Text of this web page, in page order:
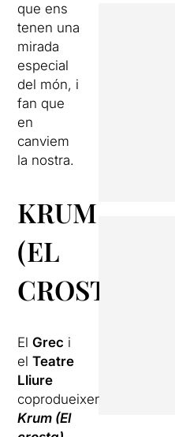
que ens
tenen una
mirada
especial
del món, i
fan que
en
canviem
la nostra.
KRUM
(EL
CROSTA)
ElGrec i
elTeatre
Lliure
coprodueixen
Krum (El